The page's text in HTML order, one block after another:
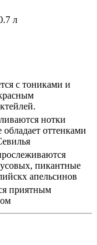
л
с тониками и
нотки
оттенками
пикантные
апельсинов
приятным